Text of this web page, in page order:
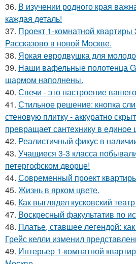
36. В изучении родного края
каждая деталь!
37. Проект 1-комнатной
Рассказово в новой Москве.
38. Яркая евродвушка для
39. Наши вафельные полотенца
шармом наполнены.
40. Свечи - это настроение
41. Стильное решение: кнопка
стеновую плитку - аккуратно
превращает сантехнику в единое
42. Реалистичный фикус в
43. Учащиеся 3-3 класса
петергофском дворце!
44. Современный проект
45. Жизнь в ярком цвете.
46. Как выглядел кусковский
47. Воскресный факультатив по
48. Платье, ставшее легендой:
Грейс келли изменил
49. Интерьер 1-комнатной